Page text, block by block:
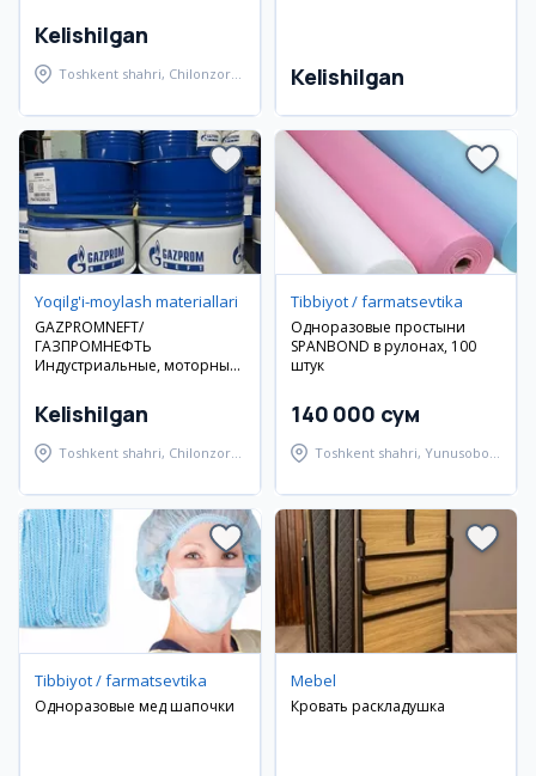
Kelishilgan
Toshkent shahri, Chilonzor
Kelishilgan
Yoqilg'i-moylash materiallari
GAZPROMNEFT/
ГАЗПРОМНЕФТЬ
Индустриальные, моторные
Kelishilgan
Toshkent shahri, Chilonzor
Tibbiyot / farmatsevtika
Одноразовые простыни
SPANBOND в рулонах, 100
штук
140 000 сум
Toshkent shahri, Yunusobod
Tibbiyot / farmatsevtika
Одноразовые мед шапочки
Mebel
Кровать раскладушка